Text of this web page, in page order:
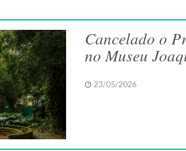
Cancelado o
no Museu
23/05/2026